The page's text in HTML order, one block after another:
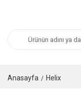
Anasayfa Helix